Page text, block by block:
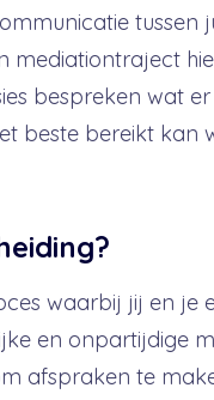
tussen
mediationtraject
bespreken wat
beste bereikt kan
waarbij jij en je
en onpartijdige
afspraken te